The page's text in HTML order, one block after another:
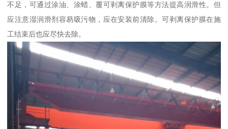
不足，可通过涂油、涂蜡、覆可剥离保护膜等方法提高润滑性。但
应注意湿润滑剂容易吸污物，应在安装前清除。可剥离保护膜在施
工结束后也应尽快去除。